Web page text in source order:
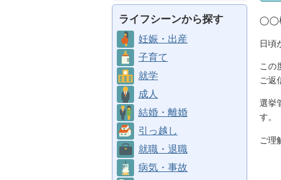
ライフシーンから探す
妊娠・出産
子育て
就学
成人
結婚・離婚
引っ越し
就職・退職
病気・事故
◯◯
日頃
この
ご返
選挙
す。
ご理